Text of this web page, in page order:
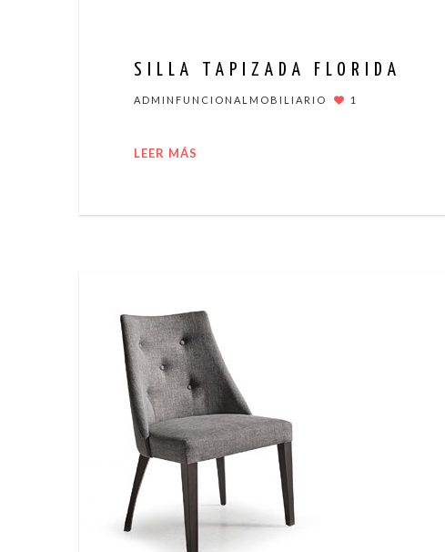
SILLA TAPIZADA FLORIDA
ADMINFUNCIONALMOBILIARIO 1
LEER MÁS